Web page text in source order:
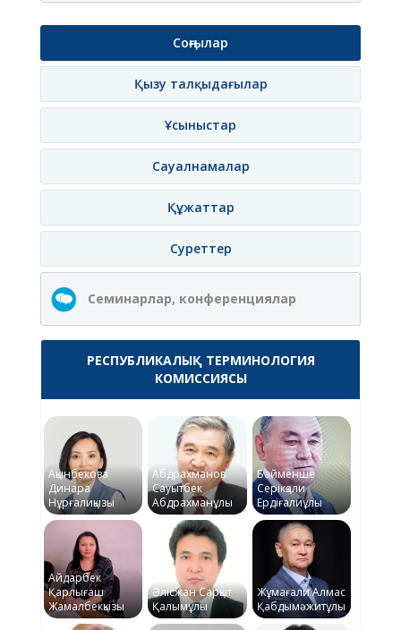
Соңғылар
Қызу талқыдағылар
Ұсыныстар
Сауалнамалар
Құжаттар
Суреттер
Семинарлар, конференциялар
РЕСПУБЛИКАЛЫҚ ТЕРМИНОЛОГИЯ
КОМИССИЯСЫ
Ақынбекова
Динара
Нұрғалиқызы
Абдрахманов
Сауытбек
Абдрахманұлы
Байменше
Серікқали
Ердіғалиұлы
Айдарбек
Қарлығаш
Жамалбекқызы
Әлісжан Сарқыт
Қалымұлы
Жұмағали Алмас
Қабдымәжитұлы